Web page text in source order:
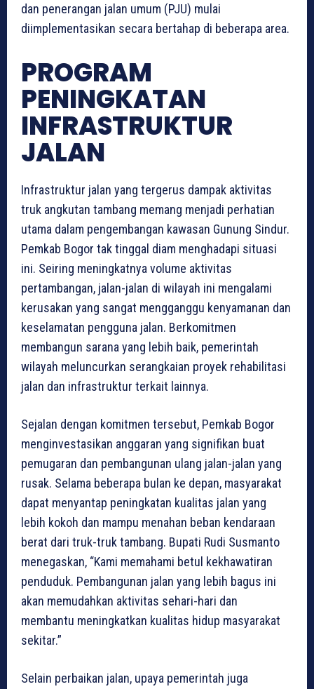
dan penerangan jalan umum (PJU) mulai
diimplementasikan secara bertahap di beberapa area.
PROGRAM
PENINGKATAN
INFRASTRUKTUR
JALAN
Infrastruktur jalan yang tergerus dampak aktivitas
truk angkutan tambang memang menjadi perhatian
utama dalam pengembangan kawasan Gunung Sindur.
Pemkab Bogor tak tinggal diam menghadapi situasi
ini. Seiring meningkatnya volume aktivitas
pertambangan, jalan-jalan di wilayah ini mengalami
kerusakan yang sangat mengganggu kenyamanan dan
keselamatan pengguna jalan. Berkomitmen
membangun sarana yang lebih baik, pemerintah
wilayah meluncurkan serangkaian proyek rehabilitasi
jalan dan infrastruktur terkait lainnya.
Sejalan dengan komitmen tersebut, Pemkab Bogor
menginvestasikan anggaran yang signifikan buat
pemugaran dan pembangunan ulang jalan-jalan yang
rusak. Selama beberapa bulan ke depan, masyarakat
dapat menyantap peningkatan kualitas jalan yang
lebih kokoh dan mampu menahan beban kendaraan
berat dari truk-truk tambang. Bupati Rudi Susmanto
menegaskan, “Kami memahami betul kekhawatiran
penduduk. Pembangunan jalan yang lebih bagus ini
akan memudahkan aktivitas sehari-hari dan
membantu meningkatkan kualitas hidup masyarakat
sekitar.”
Selain perbaikan jalan, upaya pemerintah juga